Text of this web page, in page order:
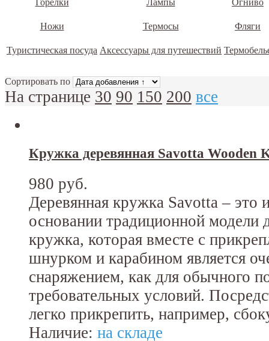
Ножи Термосы Фляги
Туристическая посуда Аксессуары для путешествий
Сортировать по
На странице 30 90 150 200 все
Кружка деревянная Savotta Wooden
980 руб.
Деревянная кружка Savotta – это
основании традиционной модели
кружка, которая вместе с
шнурком и карабином является
снаряжением, как для обычного
требовательных условий.
легко прикрепить, например,
Наличие: на складе